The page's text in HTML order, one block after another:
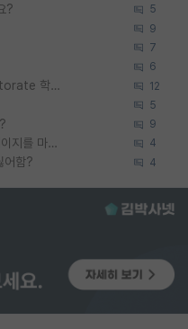
? 5
9
7
6
우리나라도 학구 열풍보면 Higher Doctorate 학위가 필요하다고 봅니다. 12
5
9
카이스트 교수님들 중에서도 연구실 홈페이지를 마련 안 하신 분들이 계시던데 4
어함? 4